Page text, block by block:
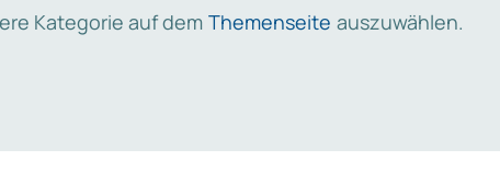
Kategorie auf dem Themenseite auszuwählen.